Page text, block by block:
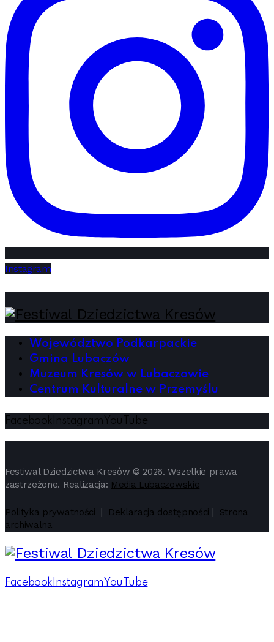
Instagram
Województwo Podkarpackie
Gmina Lubaczów
Muzeum Kresów w Lubaczowie
Centrum Kulturalne w Przemyślu
Facebook Instagram YouTube
Festiwal Dziedzictwa Kresów © 2026. Wszelkie prawa
zastrzeżone. Realizacja: Media Lubaczowskie
Polityka prywatności | Deklaracja dostępności | Strona
archiwalna
Facebook Instagram YouTube